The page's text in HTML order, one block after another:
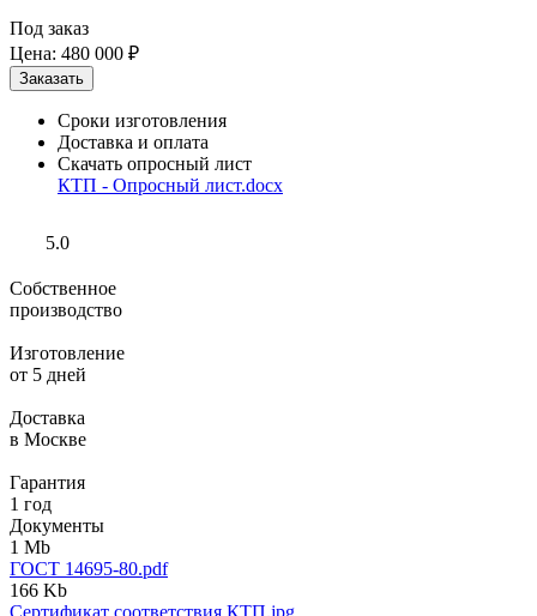
Под заказ
Цена: 480 000 ₽
Сроки изготовления
Доставка и оплата
Скачать опросный лист
КТП - Опросный лист.docx
5.0
Собственное
производство
Изготовление
от 5 дней
Доставка
в Москве
Гарантия
1 год
Документы
1 Mb
ГОСТ 14695-80.pdf
166 Kb
Сертификат соответствия КТП.jpg